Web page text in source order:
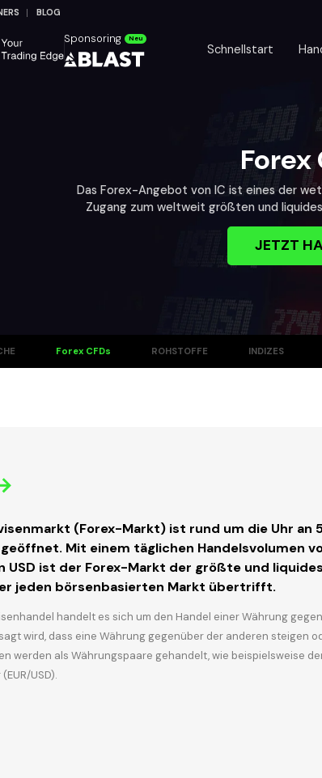
BLOG
Sponsoring Neu
Schnellstart
Forex
Das Forex-Angebot von IC ist eines der
Zugang zum weltweit größten und
JETZT
Forex CFDs ROHSTOFFE INDIZES
(Forex-Markt) ist rund um die Uhr an
Mit einem täglichen Handelsvolumen
USD ist der Forex-Markt der größte und
jeden börsenbasierten Markt übertrifft.
handelt es sich um den Handel einer Währung
wird, dass eine Währung gegenüber der anderen steigen
werden als Währungspaare gehandelt, wie beispielsweise
USD).